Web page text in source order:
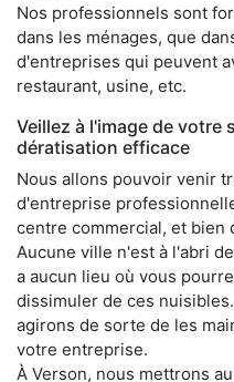
Nos professionnels sont
dans les ménages, que
d'entreprises qui peuvent
restaurant, usine, etc.
Veillez à l'image de
dératisation efficace
Nous allons pouvoir venir
d'entreprise
centre commercial, et bien
Aucune ville n'est à l'abri
a aucun lieu où vous
dissimuler de ces
agirons de sorte de les
votre entreprise.
À Verson, nous mettrons